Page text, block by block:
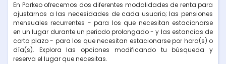
En Parkeo ofrecemos dos diferentes modalidades de renta para
ajustarnos a las necesidades de cada usuario; las pensiones
mensuales recurrentes - para los que necesitan estacionarse
en un lugar durante un periodo prolongado - y las estancias de
corto plazo - para los que necesitan estacionarse por hora(s) o
día(s). Explora las opciones modificando tu búsqueda y
reserva el lugar que necesitas.